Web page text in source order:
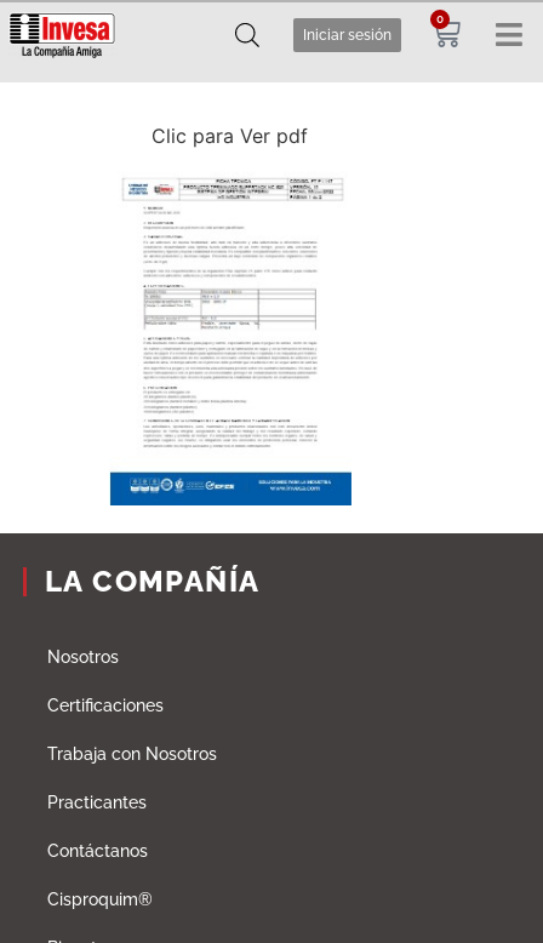
Iniciar sesión
0
Clic para Ver pdf
LA COMPAÑÍA
Nosotros
Certificaciones
Trabaja con Nosotros
Practicantes
Contáctanos
Cisproquim®